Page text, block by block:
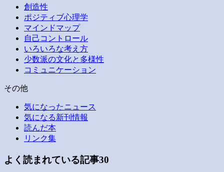
創造性
ポジティブ心理学
マインドマップ
自己コントロール
いろいろな考え方
少数派の文化と多様性
コミュニケーション
その他
気になったニュース
気になる新刊情報
読んだ本
リンク集
よく読まれている記事30